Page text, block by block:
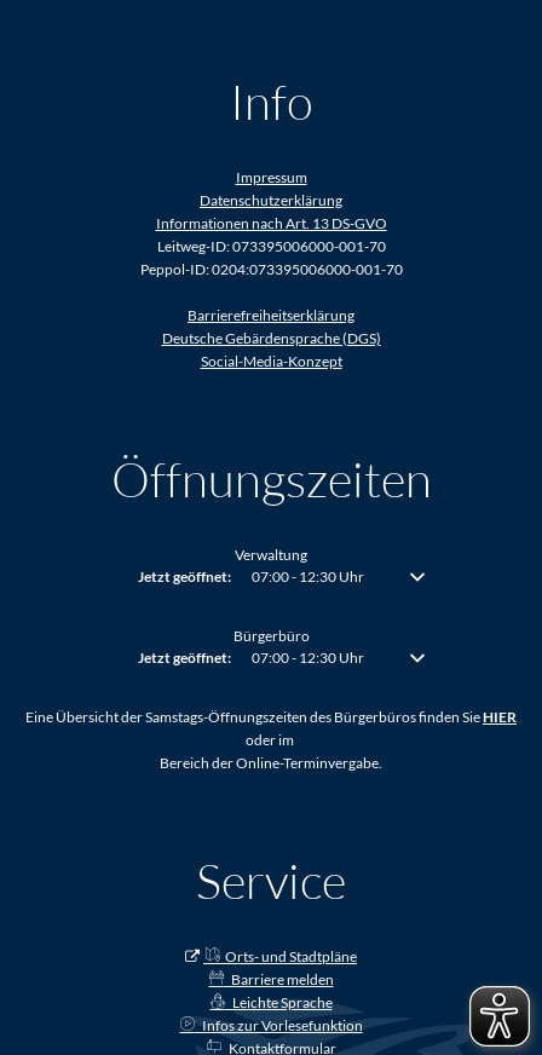
Info
Impressum
Datenschutzerklärung
Informationen nach Art. 13 DS-GVO
Leitweg-ID: 073395006000-001-70
Peppol-ID: 0204:073395006000-001-70
Barrierefreiheitserklärung
Deutsche Gebärdensprache (DGS)
Social-Media-Konzept
Öffnungszeiten
Verwaltung
Klicken, um weitere Öffnungs- oder Schließzeiten auszublenden
Jetzt geöffnet: 07:00- 12:30Uhr Von 07:00 bis 12:30
Bürgerbüro
Klicken, um weitere Öffnungs- oder Schließzeiten auszublenden
Jetzt geöffnet: 07:00- 12:30Uhr Von 07:00 bis 12:30
Eine Übersicht der Samstags-Öffnungszeiten des Bürgerbüros finden SieHIER
oder im
Bereich der Online-Terminvergabe.
Service
Orts- und Stadtpläne
Barriere melden
Leichte Sprache
Infos zur Vorlesefunktion
Kontaktformular